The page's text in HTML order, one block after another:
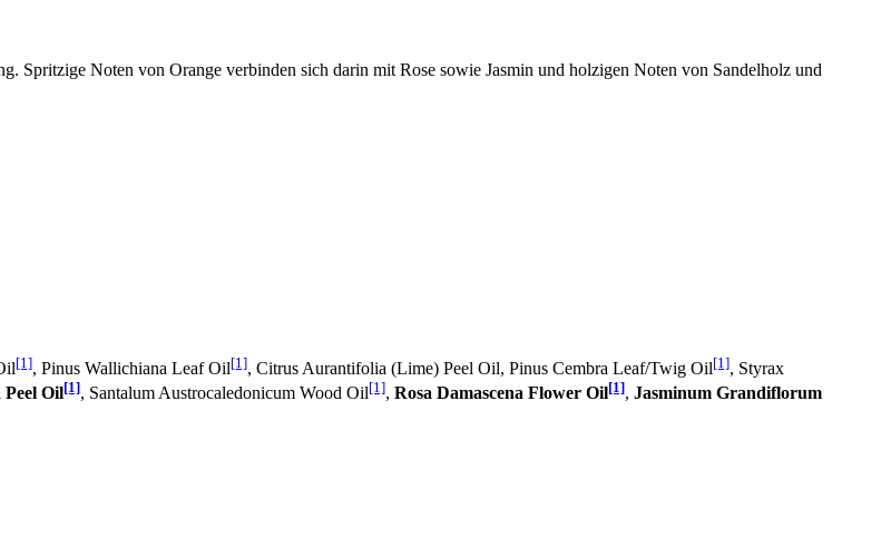
Spritzige Noten von Orange verbinden sich darin mit Rose sowie Jasmin und holzigen Noten von Sandelholz und
[1], Pinus Wallichiana Leaf Oil[1], Citrus Aurantifolia (Lime) Peel Oil, Pinus Cembra Leaf/Twig Oil[1], Styrax
Oil[1], Santalum Austrocaledonicum Wood Oil[1], Rosa Damascena Flower Oil[1], Jasminum Grandiflorum